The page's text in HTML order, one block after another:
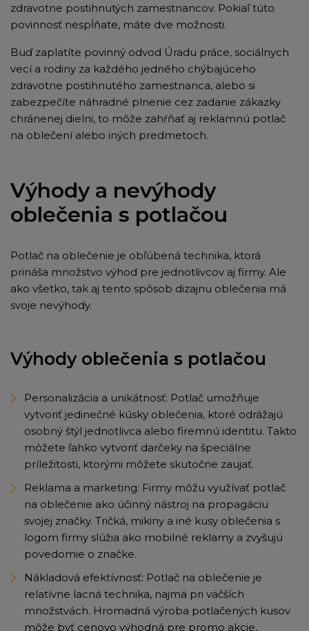
zdravotne postihnutých zamestnancov. Pokiaľ túto
povinnosť nespĺňate, máte dve možnosti.
Buď zaplatíte povinný odvod Úradu práce, sociálnych
vecí a rodiny za každého jedného chýbajúceho
zdravotne postihnutého zamestnanca, alebo si
zabezpečíte náhradné plnenie cez zadanie zákazky
chránenej dielni, to môže zahŕňať aj reklamnú potlač
na oblečení alebo iných predmetoch.
Výhody a nevýhody
oblečenia s potlačou
Potlač na oblečenie je obľúbená technika, ktorá
prináša množstvo výhod pre jednotlivcov aj firmy. Ale
ako všetko, tak aj tento spôsob dizajnu oblečenia má
svoje nevýhody.
Výhody oblečenia s potlačou
Personalizácia a unikátnosť: Potlač umožňuje
vytvoriť jedinečné kúsky oblečenia, ktoré odrážajú
osobný štýl jednotlivca alebo firemnú identitu. Takto
môžete ľahko vytvoriť darčeky na špeciálne
príležitosti, ktorými môžete skutočne zaujať.
Reklama a marketing: Firmy môžu využívať potlač
na oblečenie ako účinný nástroj na propagáciu
svojej značky. Tričká, mikiny a iné kusy oblečenia s
logom firmy slúžia ako mobilné reklamy a zvyšujú
povedomie o značke.
Nákladová efektívnosť: Potlač na oblečenie je
relatívne lacná technika, najmä pri väčších
množstvách. Hromadná výroba potlačených kusov
môže byť cenovo výhodná pre promo akcie,